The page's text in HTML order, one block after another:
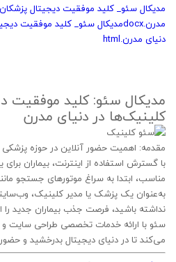
مدیکال سئو_ کلید موفقیت دیجیتال
مدرن.docx
مدیکال سئو_ کلید موفقیت
دنیای مدرن.html
مدیکال سئو: کلید موفقیت
کلینیک‌ها در دنیای مدرن
مقدمه: اهمیت حضور آنلاین در حوزه پزشکی
با گسترش استفاده از اینترنت، بیماران
مناسب، ابتدا به سراغ موتورهای جستجو
به‌عنوان یک پزشک یا مدیر کلینیک،
نداشته باشید، فرصت جذب بیماران جدید
سئو با ارائه خدمات تخصصی طراحی سایت
می‌کند تا در دنیای دیجیتال بدرخشید و